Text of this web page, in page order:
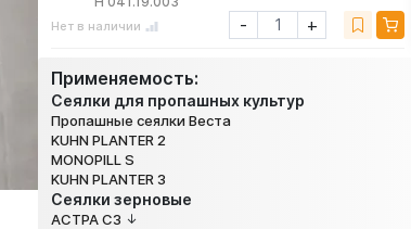
Нет в наличии - +
Применяемость:
Сеялки для пропашных культур
Пропашные сеялки Веста
KUHN PLANTER 2
MONOPILL S
KUHN PLANTER 3
Сеялки зерновые
АСТРА СЗ